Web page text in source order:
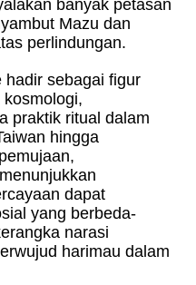
banyak petasan
Mazu dan
perlindungan.
hadir sebagai figur
praktik ritual dalam
hingga
dapat
yang berbeda-
narasi
harimau dalam